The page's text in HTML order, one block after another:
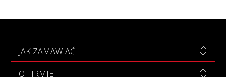
JAK ZAMAWIAĆ
O FIRMIE